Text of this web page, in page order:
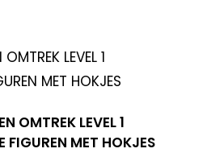
OMTREK LEVEL 1
FIGUREN MET HOKJES